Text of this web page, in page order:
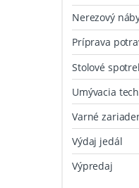
Nerezový
Príprava
Stolové
Umývacia
Varné
Výdaj jedál
Výpredaj